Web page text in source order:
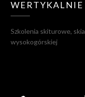
WERTYKALNIE
Szkolenia skiturowe,
wysokogórskiej